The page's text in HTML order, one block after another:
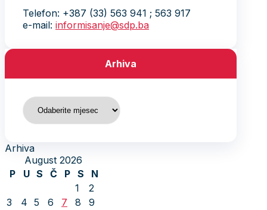
Telefon: +387 (33) 563 941 ; 563 917
e-mail: informisanje@sdp.ba
Arhiva
Arhiva
Arhiva
August 2026
P
U S Č P S
N
1
2
3
4 5 6 7 8
9